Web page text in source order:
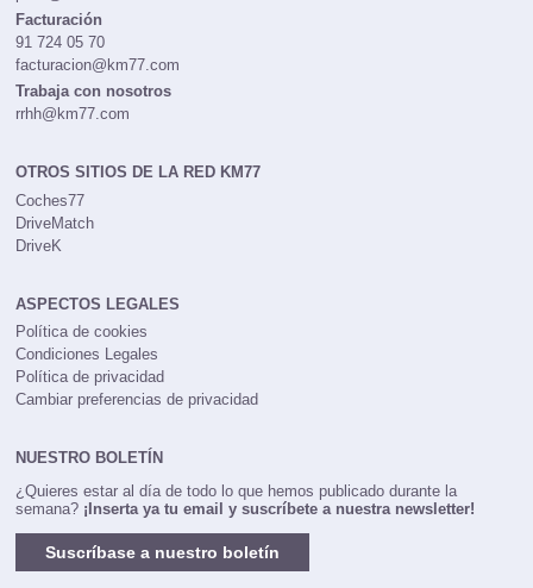
Facturación
91 724 05 70
facturacion@km77.com
Trabaja con nosotros
rrhh@km77.com
OTROS SITIOS DE LA RED KM77
Coches77
DriveMatch
DriveK
ASPECTOS LEGALES
Política de cookies
Condiciones Legales
Política de privacidad
Cambiar preferencias de privacidad
NUESTRO BOLETÍN
¿Quieres estar al día de todo lo que hemos publicado durante la
semana? ¡Inserta ya tu email y suscríbete a nuestra newsletter!
Suscríbase a nuestro boletín